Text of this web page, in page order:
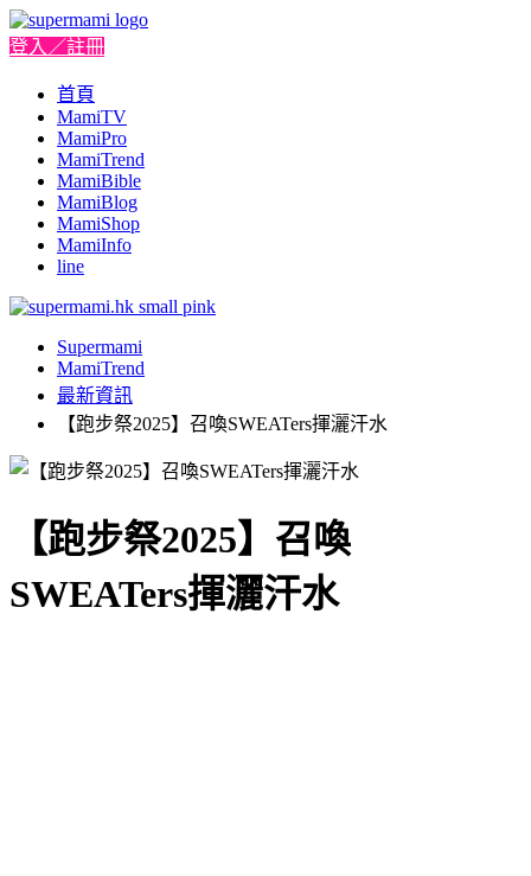
登入／註冊
首頁
MamiTV
MamiPro
MamiTrend
MamiBible
MamiBlog
MamiShop
MamiInfo
line
Supermami
MamiTrend
最新資訊
【跑步祭2025】召喚SWEATers揮灑汗水
【跑步祭2025】召喚
SWEATers揮灑汗水